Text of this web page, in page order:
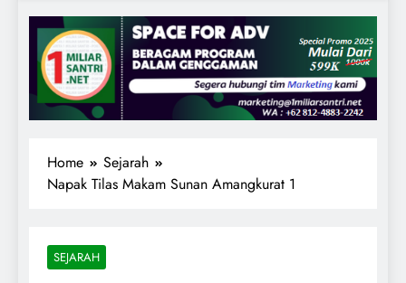
Home
Sejarah
Napak Tilas Makam Sunan Amangkurat 1
SEJARAH